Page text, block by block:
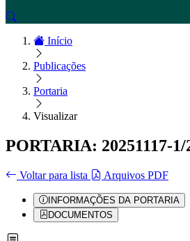
Início
Publicações
Portaria
Visualizar
PORTARIA: 20251117-1/
Voltar para lista Arquivos PDF
INFORMAÇÕES DA PORTARIA
DOCUMENTOS